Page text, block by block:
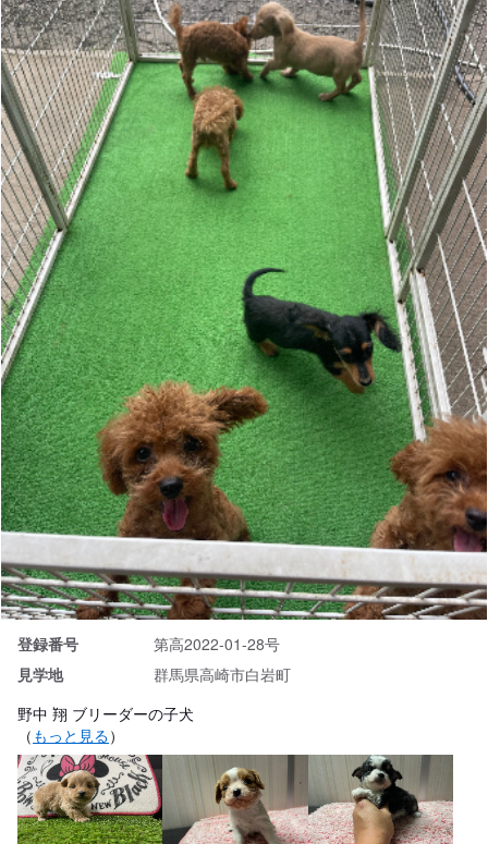
登録番号
第高2022-01-28号
見学地
群馬県高崎市白岩町
野中 翔 ブリーダーの子犬
（ もっと見る）